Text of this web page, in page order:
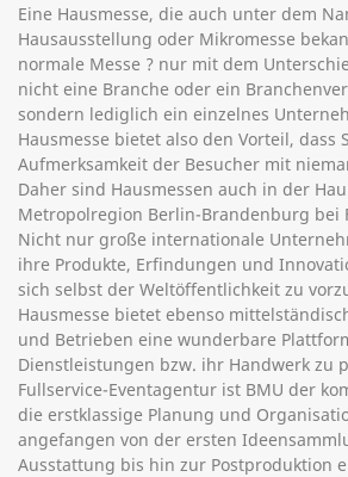
Eine Hausmesse, die auch unter dem
Hausausstellung oder Mikromesse
normale Messe ? nur mit dem
nicht eine Branche oder ein
sondern lediglich ein einzelnes
Hausmesse bietet also den Vorteil, dass
Aufmerksamkeit der Besucher mit
Daher sind Hausmessen auch in der
Metropolregion Berlin-Brandenburg bei
Nicht nur große internationale
ihre Produkte, Erfindungen und
sich selbst der Weltöffentlichkeit zu
Hausmesse bietet ebenso
und Betrieben eine wunderbare
Dienstleistungen bzw. ihr Handwerk zu
Fullservice-Eventagentur ist BMU der
die erstklassige Planung und
angefangen von der ersten
Ausstattung bis hin zur Postproduktion